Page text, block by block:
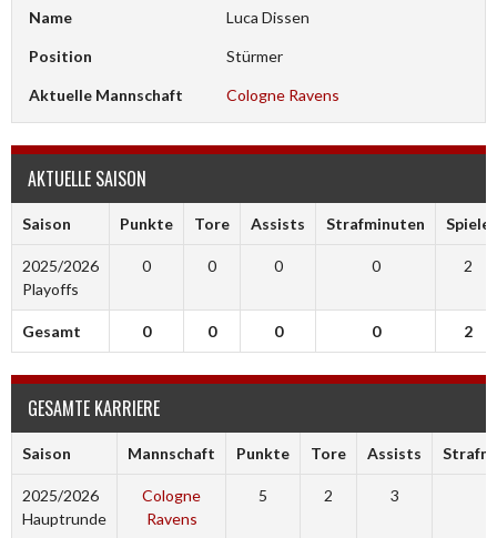
Name Luca Dissen
Position Stürmer
Aktuelle Mannschaft Cologne Ravens
AKTUELLE SAISON
Saison Punkte Tore Assists Strafminuten Spiele
2025/2026
Playoffs
0 0 0 0 2
Gesamt 0 0 0 0 2
GESAMTE KARRIERE
Saison Mannschaft Punkte Tore Assists
2025/2026
Hauptrunde
Cologne
Ravens
5 2 3